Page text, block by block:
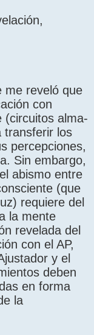
me reveló que
con
(circuitos alma-
transferir los
percepciones,
Sin embargo,
abismo entre
(que
requiere del
la mente
revelada del
con el AP,
y el
deben
en forma
la